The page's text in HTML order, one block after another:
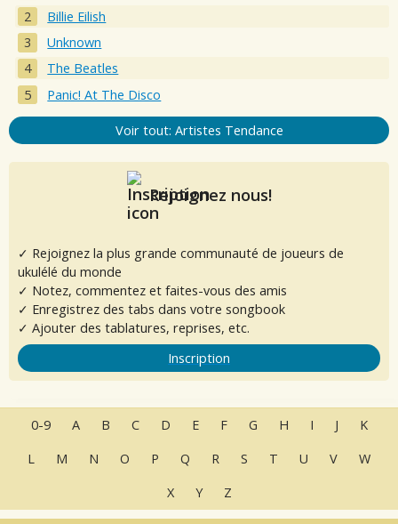
Billie Eilish
Unknown
The Beatles
Panic! At The Disco
Voir tout: Artistes Tendance
Rejoignez nous!
✓ Rejoignez la plus grande communauté de joueurs de
ukulélé du monde
✓ Notez, commentez et faites-vous des amis
✓ Enregistrez des tabs dans votre songbook
✓ Ajouter des tablatures, reprises, etc.
Inscription
0-9 A B C D E F G H I J
K
L
M N O P Q R S T U V
W
X
Y Z